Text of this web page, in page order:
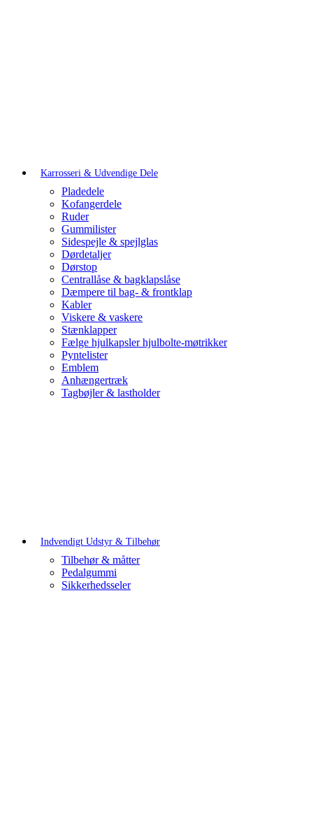
Karrosseri & Udvendige Dele
Pladedele
Kofangerdele
Ruder
Gummilister
Sidespejle & spejlglas
Dørdetaljer
Dørstop
Centrallåse & bagklapslåse
Dæmpere til bag- & frontklap
Kabler
Viskere & vaskere
Stænklapper
Fælge hjulkapsler hjulbolte-møtrikker
Pyntelister
Emblem
Anhængertræk
Tagbøjler & lastholder
Indvendigt Udstyr & Tilbehør
Tilbehør & måtter
Pedalgummi
Sikkerhedsseler